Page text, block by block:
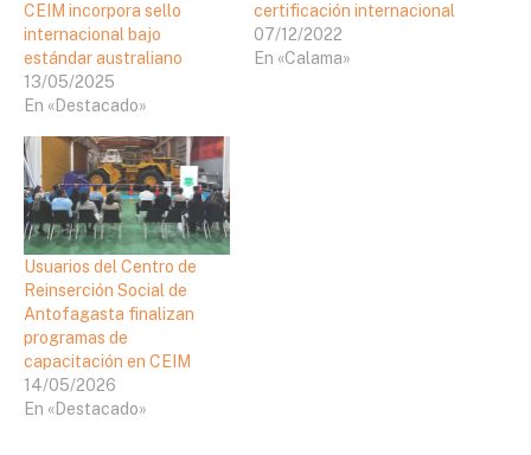
CEIM incorpora sello
internacional bajo
estándar australiano
13/05/2025
En «Destacado»
certificación internacional
07/12/2022
En «Calama»
Usuarios del Centro de
Reinserción Social de
Antofagasta finalizan
programas de
capacitación en CEIM
14/05/2026
En «Destacado»